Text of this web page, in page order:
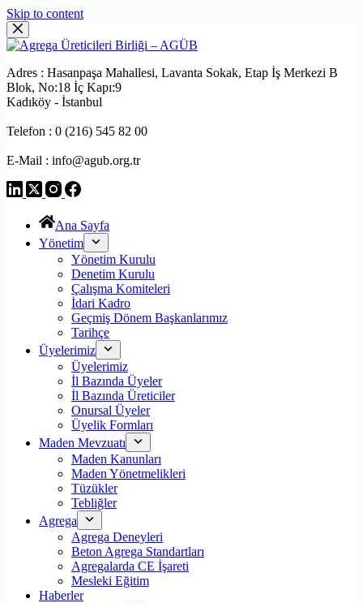
Skip to content
Adres : Hasanpaşa Mahallesi, Lavanta Sokak, Etap İş Merkezi B
Blok, No:18 İç Kapı:9
Kadıköy - İstanbul
Telefon : 0 (216) 545 82 00
E-Mail : info@agub.org.tr
Ana Sayfa
Yönetim
Yönetim Kurulu
Denetim Kurulu
Çalışma Komiteleri
İdari Kadro
Geçmiş Dönem Başkanlarımız
Tarihçe
Üyelerimiz
Üyelerimiz
İl Bazında Üyeler
İl Bazında Üreticiler
Onursal Üyeler
Üyelik Formları
Maden Mevzuatı
Maden Kanunları
Maden Yönetmelikleri
Tüzükler
Tebliğler
Agrega
Agrega Deneyleri
Beton Agrega Standartları
Agregalarda CE İşareti
Mesleki Eğitim
Haberler